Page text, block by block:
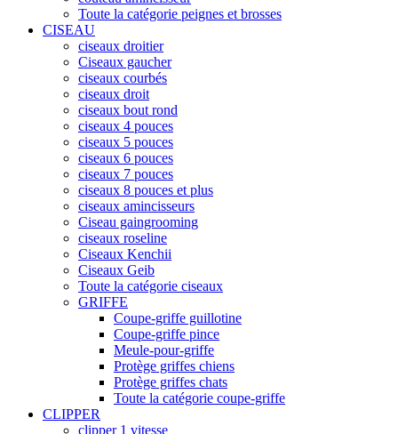
Toute la catégorie peignes et brosses
CISEAU
ciseaux droitier
Ciseaux gaucher
ciseaux courbés
ciseaux droit
ciseaux bout rond
ciseaux 4 pouces
ciseaux 5 pouces
ciseaux 6 pouces
ciseaux 7 pouces
ciseaux 8 pouces et plus
ciseaux amincisseurs
Ciseau gaingrooming
ciseaux roseline
Ciseaux Kenchii
Ciseaux Geib
Toute la catégorie ciseaux
GRIFFE
Coupe-griffe guillotine
Coupe-griffe pince
Meule-pour-griffe
Protège griffes chiens
Protège griffes chats
Toute la catégorie coupe-griffe
CLIPPER
clipper 1 vitesse